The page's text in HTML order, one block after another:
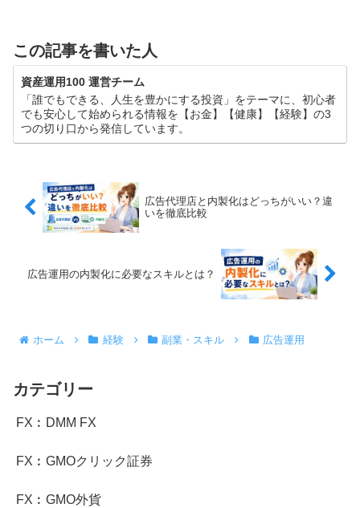
この記事を書いた人
資産運用100 運営チーム
「誰でもできる、人生を豊かにする投資」をテーマに、初心者
でも安心して始められる情報を【お金】【健康】【経験】の3
つの切り口から発信しています。
広告代理店と内製化はどっちがいい？違
いを徹底比較
広告運用の内製化に必要なスキルとは？
ホーム 経験 副業・スキル 広告運用
カテゴリー
FX︰DMM FX
FX︰GMOクリック証券
FX︰GMO外貨